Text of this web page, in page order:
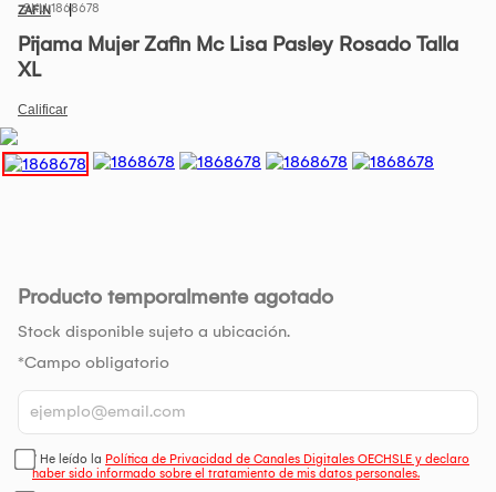
ZAFIN1868678
Pijama Mujer Zafin Mc Lisa Pasley Rosado Talla
XL
Producto temporalmente agotado
Stock disponible sujeto a ubicación.
*Campo obligatorio
* He leído la Política de Privacidad de Canales Digitales OECHSLE y declaro
haber sido informado sobre el tratamiento de mis datos personales.